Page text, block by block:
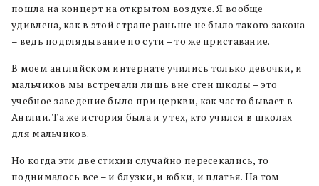
пошла на концерт на открытом воздухе. Я вообще
удивлена, как в этой стране раньше не было такого закона
– ведь подглядывание по сути – то же приставание.
В моем английском интернате учились только девочки, и
мальчиков мы встречали лишь вне стен школы – это
учебное заведение было при церкви, как часто бывает в
Англии. Та же история была и у тех, кто учился в школах
для мальчиков.
Но когда эти две стихии случайно пересекались, то
поднималось все – и блузки, и юбки, и платья. На том